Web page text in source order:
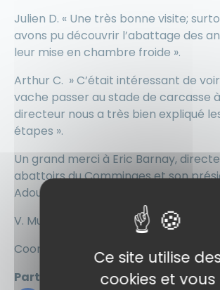
Julien D. « Une très bonne visite;
avons pu découvrir l’abattage des
leur mise en chambre froide ».
Arthur C. » C’était intéressant de
vache passer au stade de carcasse
directeur nous a très bien expliqué
étapes ».
Un grand merci à Eric Barnay,
abattoirs du Comminges et son
Adoue.
V. Murillo
Coordinatrice du bac pro CGEA
Partager
Ce site utilise
cookies et vous